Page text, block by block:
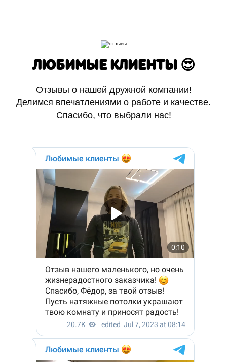
ЛЮБИМЫЕ КЛИЕНТЫ 😍
Отзывы о нашей дружной компании!
Делимся впечатлениями о работе и качестве.
Спасибо, что выбрали нас!